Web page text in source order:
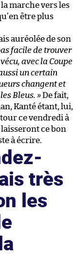
marche vers les
être plus
auréolée de son
facile de trouver
avec la Coupe
un certain
changent et
Bleus. »De fait,
Kanté étant, lui,
ce vendredi à
ce bon
à écrire.
très
les